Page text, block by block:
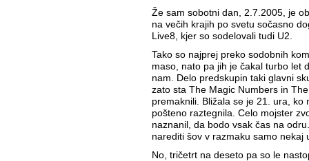
Že sam sobotni dan, 2.7.2005, je
na večih krajih po svetu sočasno
Live8, kjer so sodelovali tudi U2.
Tako so najprej preko sodobnih
maso, nato pa jih je čakal turbo let
nam. Delo predskupin taki glavni
zato sta The Magic Numbers in
premaknili. Bližala se je 21. ura, ko
pošteno raztegnila. Celo mojster
naznanil, da bodo vsak čas na
narediti šov v razmaku samo nekaj
No, tričetrt na deseto pa so le